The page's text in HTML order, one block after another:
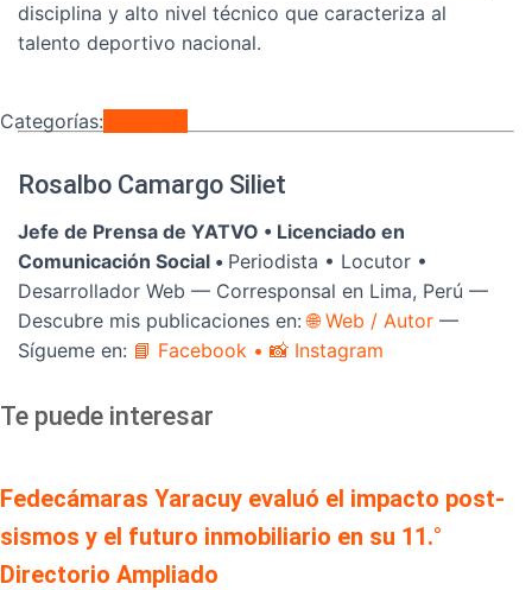
disciplina y alto nivel técnico que caracteriza al
talento deportivo nacional.
Categorías:
Rosalbo Camargo Siliet
Jefe de Prensa de YATVO • Licenciado en
Comunicación Social • Periodista • Locutor •
Desarrollador Web — Corresponsal en Lima, Perú —
Descubre mis publicaciones en:🌐 Web / Autor —
Sígueme en: 📘 Facebook • 📸 Instagram
Te puede interesar
Fedecámaras Yaracuy evaluó el impacto post-
sismos y el futuro inmobiliario en su 11.°
Directorio Ampliado